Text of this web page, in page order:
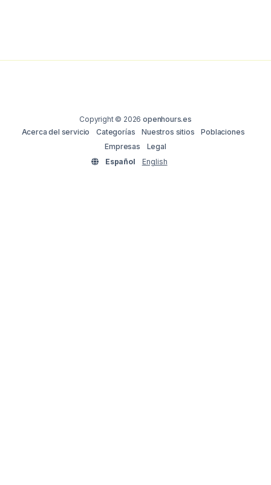
Copyright © 2026openhours.es
Acerca del servicio
Categorías Nuestros sitios
Poblaciones
Empresas
Legal
Español
English